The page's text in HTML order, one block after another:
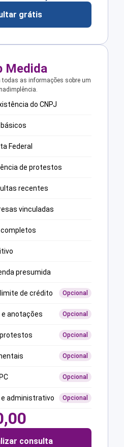
grátis
Medida
todas as informações sobre um
do CNPJ
Federal
de protestos
recentes
vinculadas
presumida
de crédito Opcional
e anotações Opcional
Opcional
Opcional
Opcional
administrativo Opcional
consulta